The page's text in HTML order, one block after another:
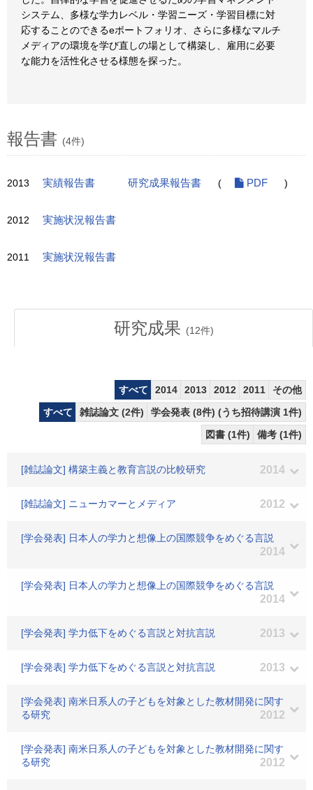
システム、多様な学力レベル・学習ニーズ・学習目標に対
応することのできるeポートフォリオ、さらに多様なマルチ
メディアの環境を学び直しの場として構築し、雇用に必要
な能力を活性化させる様態を探った。
報告書 (4件)
2013 実績報告書 研究成果報告書 ( PDF )
2012 実施状況報告書
2011 実施状況報告書
研究成果 (12件)
すべて 2014 2013 2012 2011
その他
すべて
雑誌論文 (2件)
学会発表 (8件) (うち招待講演 1件)
図書 (1件)
備考 (1件)
[雑誌論文] 構築主義と教育言説の比較研究 2014
[雑誌論文] ニューカマーとメディア 2012
[学会発表] 日本人の学力と想像上の国際競争をめぐる言説
2014
[学会発表] 日本人の学力と想像上の国際競争をめぐる言説
2014
[学会発表] 学力低下をめぐる言説と対抗言説 2013
[学会発表] 学力低下をめぐる言説と対抗言説 2013
[学会発表] 南米日系人の子どもを対象とした教材開発に関す
る研究
2012
[学会発表] 南米日系人の子どもを対象とした教材開発に関す
る研究
2012